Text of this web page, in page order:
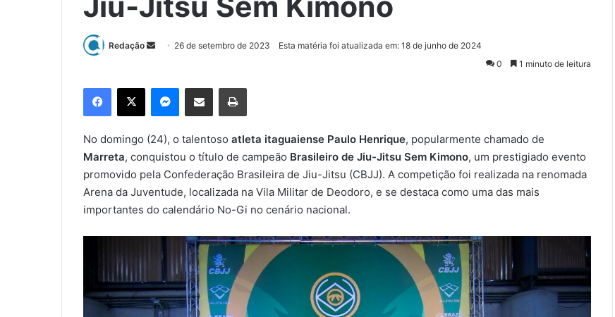
Redação
e
-
m
a
26 de setembro de 2023
Esta matéria foi atualizada em: 18 de junho de 2024
0
1 minuto de leitura
No domingo (24), o talentoso atleta itaguaiense Paulo Henrique, popularmente chamado de
Marreta, conquistou o título de campeão Brasileiro de Jiu-Jitsu Sem Kimono, um prestigiado evento
promovido pela Confederação Brasileira de Jiu-Jitsu (CBJJ). A competição foi realizada na renomada
Arena da Juventude, localizada na Vila Militar de Deodoro, e se destaca como uma das mais
importantes do calendário No-Gi no cenário nacional.